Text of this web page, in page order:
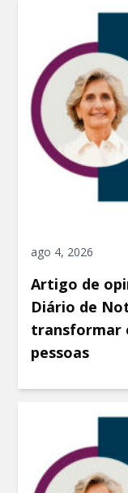
ago 4, 2026
Artigo de
Diário de
transformar
pessoas